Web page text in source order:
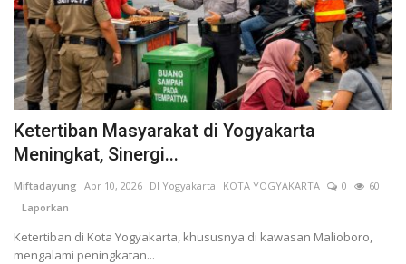
Kesehatan
Layanan Publik
Perempuan/Anak
Ketertiban Masyarakat di Yogyakarta
Meningkat, Sinergi...
Miftadayung Apr 10, 2026 DI Yogyakarta KOTA YOGYAKARTA 0
60
Laporkan
Ketertiban di Kota Yogyakarta, khususnya di kawasan Malioboro,
mengalami peningkatan...